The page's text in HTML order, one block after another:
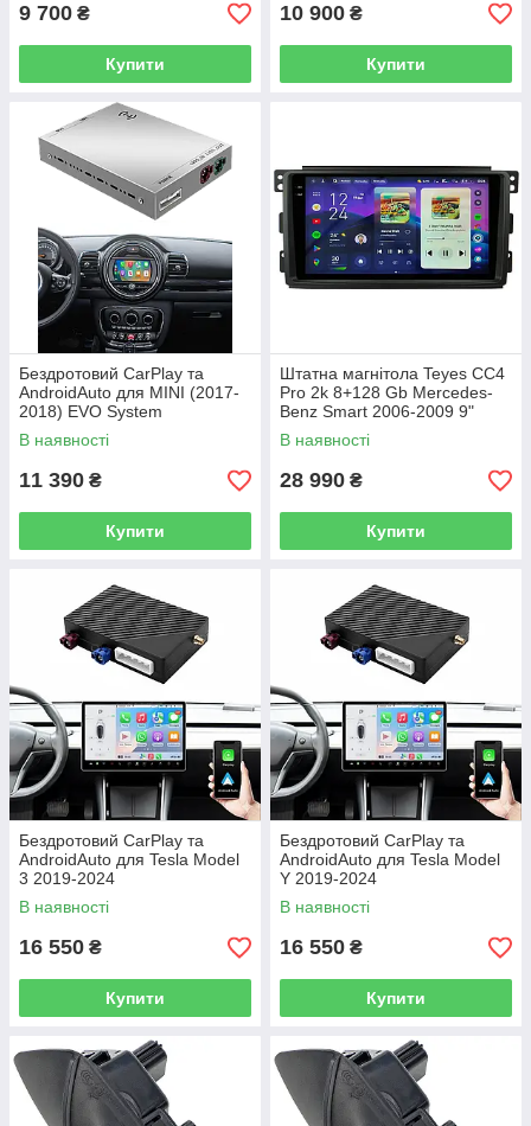
9 700 ₴
Купити
10 900 ₴
Купити
Бездротовий CarPlay та
AndroidAuto для MINI (2017-
2018) EVO System
В наявності
11 390 ₴
Купити
Штатна магнітола Teyes CC4
Pro 2k 8+128 Gb Mercedes-
Benz Smart 2006-2009 9"
В наявності
28 990 ₴
Купити
Бездротовий CarPlay та
AndroidAuto для Tesla Model
3 2019-2024
В наявності
16 550 ₴
Купити
Бездротовий CarPlay та
AndroidAuto для Tesla Model
Y 2019-2024
В наявності
16 550 ₴
Купити